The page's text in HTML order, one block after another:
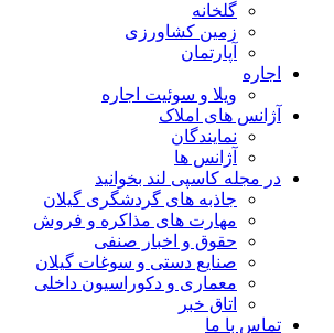
گلخانه
زمین کشاورزی
آپارتمان
اجاره
ویلا و سوئیت اجاره
آژانس های املاک
نمایندگان
آژانس ها
در مجله کاسپی لند بخوانید
جاذبه های گردشگری گیلان
مهارت های مذاکره و فروش
حقوق و اخبار صنفی
صنایع دستی و سوغات گیلان
معماری و دکوراسیون داخلی
اتاق خبر
تماس با ما